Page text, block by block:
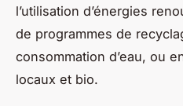
l’utilisation d’énergies
de programmes de
consommation d’eau, ou
locaux et bio.